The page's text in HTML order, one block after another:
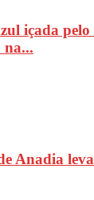
içada pelo
na...
Anadia